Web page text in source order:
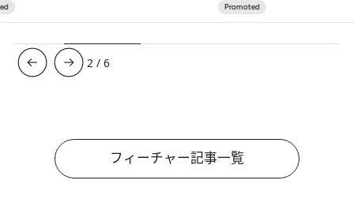
3 /6
フィーチャー記事一覧